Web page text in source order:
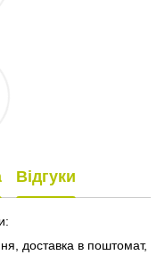
Відгуки
доставка в поштомат,